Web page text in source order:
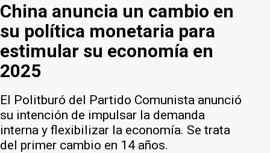
China anuncia un cambio en
su política monetaria para
estimular su economía en
2025
El Politburó del Partido Comunista anunció
su intención de impulsar la demanda
interna y flexibilizar la economía. Se trata
del primer cambio en 14 años.